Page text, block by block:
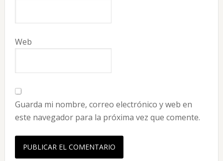
Web
Guarda mi nombre, correo electrónico y web en
este navegador para la próxima vez que comente.